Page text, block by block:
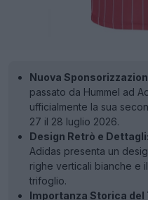
Nuova
passato da Hummel ad
ufficialmente la sua
27 il 28 luglio 2026.
Design Retrò e Dettagli:
Adidas presenta un
righe verticali bianche e
trifoglio.
Importanza Storica del